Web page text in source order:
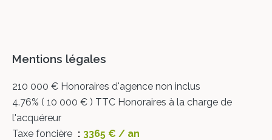
Mentions légales
210 000 € Honoraires d'agence non inclus
4.76% ( 10 000 € ) TTC Honoraires à la charge de
l'acquéreur
Taxe foncière
3365 € / an